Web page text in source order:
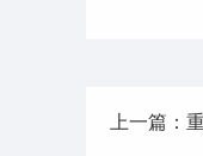
上一篇：